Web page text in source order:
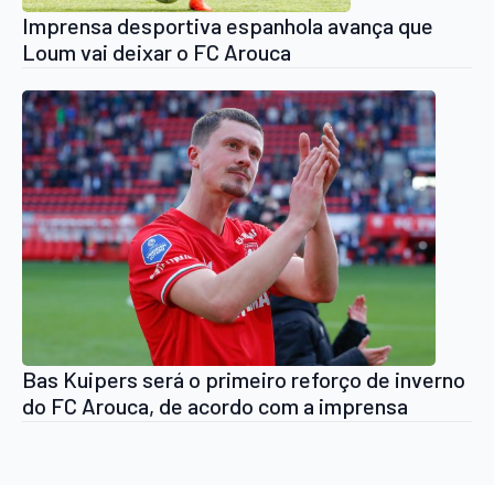
Imprensa desportiva espanhola avança que
Loum vai deixar o FC Arouca
Bas Kuipers será o primeiro reforço de inverno
do FC Arouca, de acordo com a imprensa